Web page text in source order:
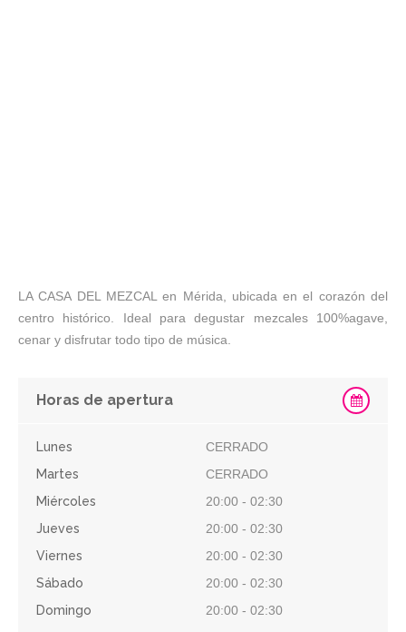
LA CASA DEL MEZCAL en Mérida, ubicada en el corazón del
centro histórico. Ideal para degustar mezcales 100%agave,
cenar y disfrutar todo tipo de música.
Horas de apertura
Lunes
CERRADO
Martes
CERRADO
Miércoles
20:00 - 02:30
Jueves
20:00 - 02:30
Viernes
20:00 - 02:30
Sábado
20:00 - 02:30
Domingo
20:00 - 02:30